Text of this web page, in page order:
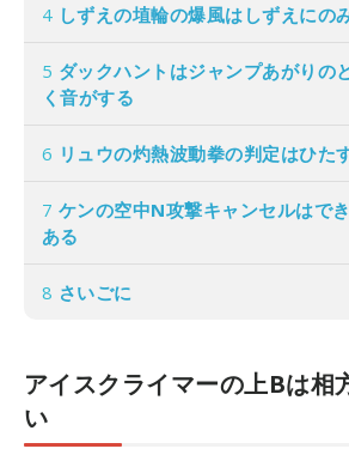
4 しずえの埴輪の爆風はしずえにの
5 ダックハントはジャンプあがりの
く音がする
6 リュウの灼熱波動拳の判定はひた
7 ケンの空中N攻撃キャンセルはで
ある
8 さいごに
アイスクライマーの上Bは相
い